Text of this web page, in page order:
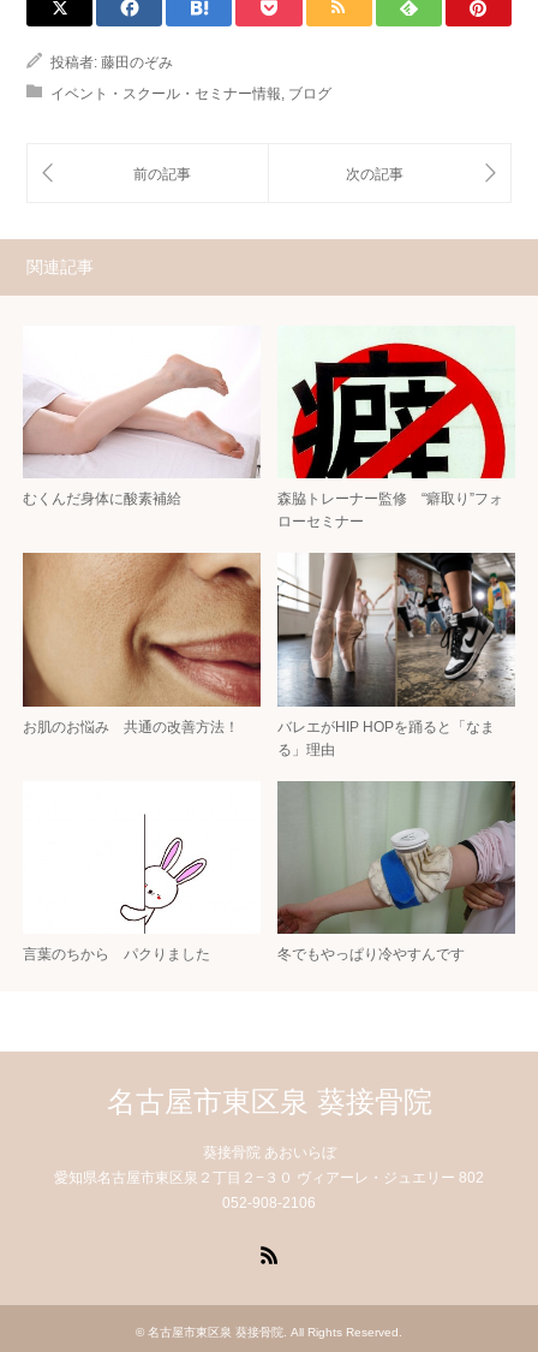
投稿者: 藤田のぞみ
イベント・スクール・セミナー情報, ブログ
関連記事
むくんだ身体に酸素補給
森脇トレーナー監修 “癖取り”フォ
ローセミナー
お肌のお悩み 共通の改善方法！
バレエがHIP HOPを踊ると「なま
る」理由
言葉のちから パクりました 冬でもやっぱり冷やすんです
名古屋市東区泉 葵接骨院
葵接骨院 あおいらぼ
愛知県名古屋市東区泉２丁目２−３０ ヴィアーレ・ジュエリー 802
052-908-2106
© 名古屋市東区泉 葵接骨院. All Rights Reserved.